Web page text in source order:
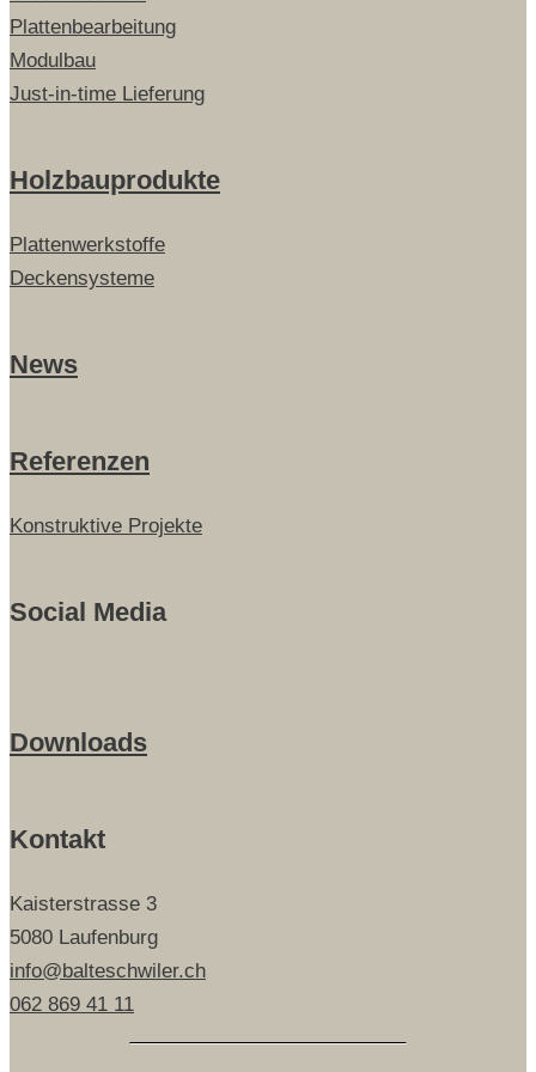
Plattenbearbeitung
Modulbau
Just-in-time Lieferung
Holzbauprodukte
Plattenwerkstoffe
Deckensysteme
News
Referenzen
Konstruktive Projekte
Social Media
Downloads
Kontakt
Kaisterstrasse 3
5080 Laufenburg
info@balteschwiler.ch
062 869 41 11